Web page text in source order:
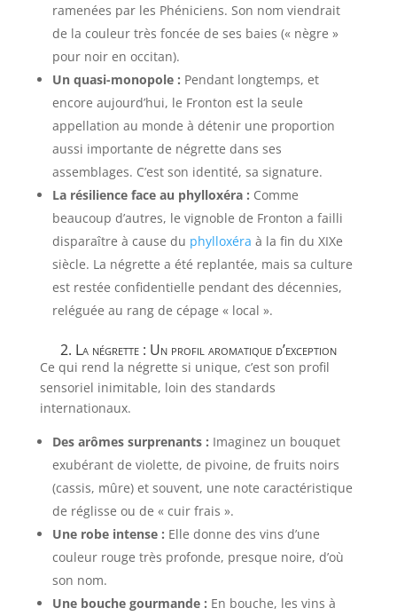
ramenées par les Phéniciens. Son nom viendrait
de la couleur très foncée de ses baies (« nègre »
pour noir en occitan).
Un quasi-monopole : Pendant longtemps, et
encore aujourd’hui, le Fronton est la seule
appellation au monde à détenir une proportion
aussi importante de négrette dans ses
assemblages. C’est son identité, sa signature.
La résilience face au phylloxéra : Comme
beaucoup d’autres, le vignoble de Fronton a failli
disparaître à cause du phylloxéra à la fin du XIXe
siècle. La négrette a été replantée, mais sa culture
est restée confidentielle pendant des décennies,
reléguée au rang de cépage « local ».
2. La négrette : Un profil aromatique d’exception
Ce qui rend la négrette si unique, c’est son profil
sensoriel inimitable, loin des standards
internationaux.
Des arômes surprenants : Imaginez un bouquet
exubérant de violette, de pivoine, de fruits noirs
(cassis, mûre) et souvent, une note caractéristique
de réglisse ou de « cuir frais ».
Une robe intense : Elle donne des vins d’une
couleur rouge très profonde, presque noire, d’où
son nom.
Une bouche gourmande : En bouche, les vins à